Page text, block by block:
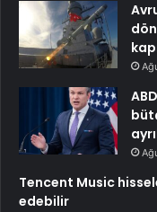
Tencent Music
edebilir